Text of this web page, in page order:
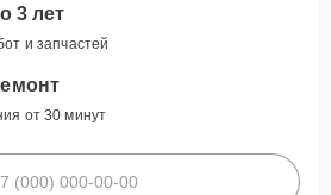
3 лет
и запчастей
от 30 минут